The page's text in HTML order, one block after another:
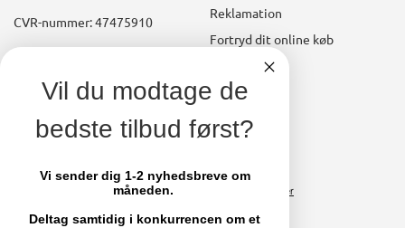
CVR-nummer: 47475910
Reklamation
Fortryd dit online køb
Konto
Brugerkonto, startside
Stamdata
Fakturaer
square
facebook
Vil du modtage de
bedste tilbud først?
Vi sender dig 1-2 nyhedsbreve om
måneden.
Deltag samtidig i konkurrencen om et